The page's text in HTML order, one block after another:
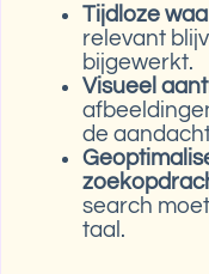
Tijdloze
relevant
bijgewerkt.
Visueel
de
search
taal.